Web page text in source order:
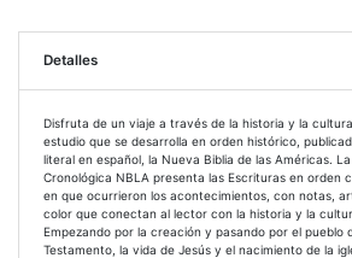
Detalles
Disfruta de un viaje a través de la historia y la
estudio que se desarrolla en orden histórico,
literal en español, la Nueva Biblia de las Américas.
Cronológica NBLA presenta las Escrituras en orden
en que ocurrieron los acontecimientos, con notas,
color que conectan al lector con la historia y la
Empezando por la creación y pasando por el pueblo
Testamento, la vida de Jesús y el nacimiento de la